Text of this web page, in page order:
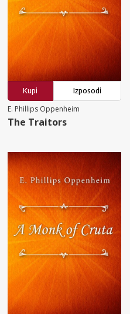
Kupi
Izposodi
E. Phillips Oppenheim
The Traitors